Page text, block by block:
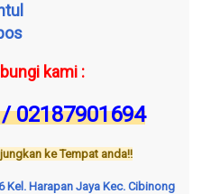
kami :
02187901694
ke Tempat anda!!
Kel. Harapan Jaya Kec. Cibinong